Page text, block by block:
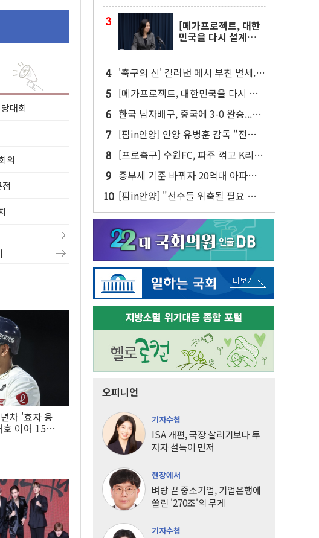
대회
의
차 '효자 용
이어 15년
'총력'
[메가프로젝트, 대한
민국을 다시 설계하
는 '제3의 성장엔진'
'축구의 신' 길러낸 메시 부친 별세...
향년 68세
[메가프로젝트, 대한민국을 다시 설
계하다] ② AI 승부는 데이터센터에
서 갈린다
한국 남자배구, 중국에 3-0 완승...동
아시아선수권 결승 진출
[핌in안양] 안양 유병훈 감독 "전반
압박 강도 떨어진 게 패인"...아일톤
은 곧 복귀
[프로축구] 수원FC, 파주 꺾고 K리그
2 3위 도약…성남은 천안에 극장승
종부세 기준 바뀌자 20억대 아파트
'들썩'…세입자 불안도 커진다
[핌in안양] "선수들 위축될 필요 없
다"...대전 반등의 키워드는 '자신감'
오피니언
기자수첩
ISA 개편, 국장 살리기보다 투
자자 설득이 먼저
현장에서
벼랑 끝 중소기업, 기업은행에
쏠린 '270조'의 무게
기자수첩